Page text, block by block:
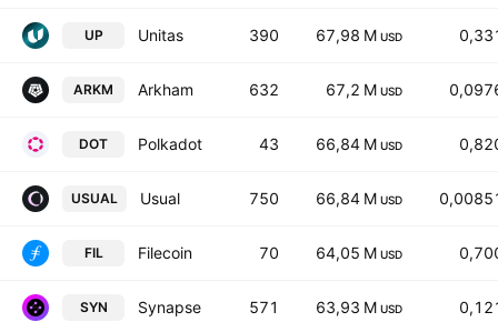
UP Unitas 390 67,98 M USD
ARKM Arkham 632 67,2 M USD
DOT Polkadot 43 66,84 M USD
USUAL Usual 750 66,84 M USD
FIL Filecoin 70 64,05 M USD
SYN Synapse 571 63,93 M USD